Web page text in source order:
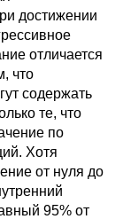
достижении
отличается
что
содержать
те, что
по
Хотя
от нуля до
95% от